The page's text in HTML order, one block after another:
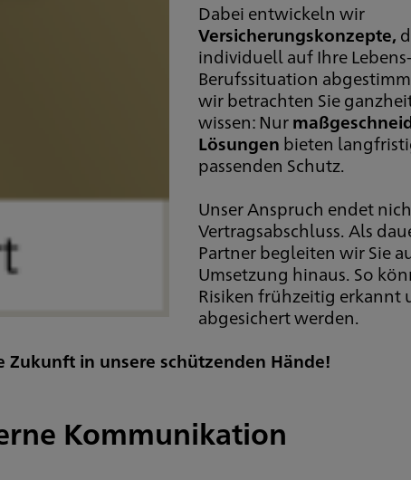
Dabei entwickeln wir
Versicherungskonzepte,
individuell auf Ihre
Berufssituation
wir betrachten Sie
wissen: Nur
Lösungen bieten
passenden Schutz.
Unser Anspruch endet
Vertragsabschluss. Als
Partner begleiten wir Sie
Umsetzung hinaus. So
Risiken frühzeitig erkannt
abgesichert werden.
Zukunft in unsere schützenden Hände!
Kommunikation